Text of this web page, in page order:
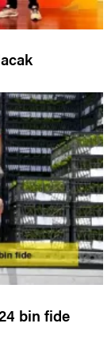
bin fide